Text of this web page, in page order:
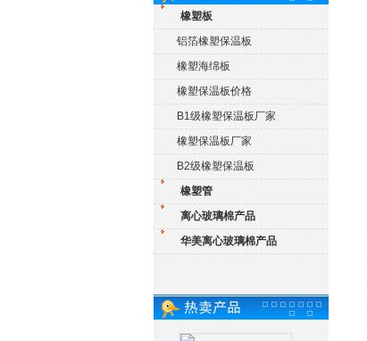
橡塑板
铝箔橡塑保温板
橡塑海绵板
橡塑保温板价格
B1级橡塑保温板厂家
橡塑保温板厂家
B2级橡塑保温板
橡塑管
离心玻璃棉产品
华美离心玻璃棉产品